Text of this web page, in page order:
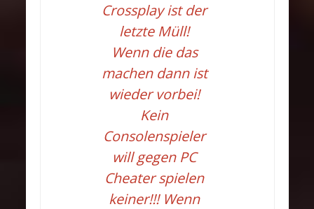
Crossplay ist der
letzte Müll!
Wenn die das
machen dann ist
wieder vorbei!
Kein
Consolenspieler
will gegen PC
Cheater spielen
keiner!!! Wenn